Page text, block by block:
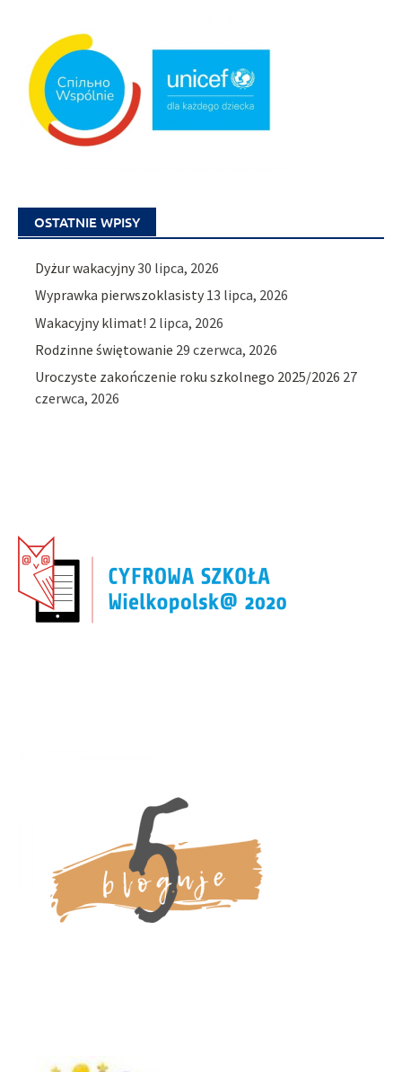
OSTATNIE WPISY
Dyżur wakacyjny30 lipca, 2026
Wyprawka pierwszoklasisty 13 lipca, 2026
Wakacyjny klimat! 2 lipca, 2026
Rodzinne świętowanie 29 czerwca, 2026
Uroczyste zakończenie roku szkolnego 2025/2026 27
czerwca, 2026